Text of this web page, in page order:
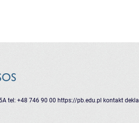
tel: +48 746 90 00 https://pb.edu.pl kontakt